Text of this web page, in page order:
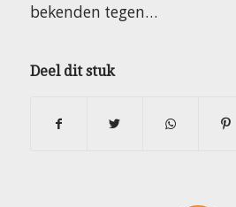
bekenden tegen…
Deel dit stuk